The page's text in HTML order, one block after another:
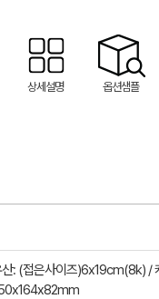
상세설명 옵션샘플
: (접은사이즈)6x19cm(8k) /